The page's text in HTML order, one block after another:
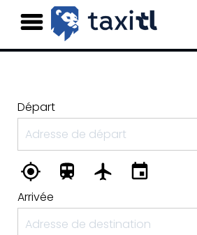
Départ
Arrivée